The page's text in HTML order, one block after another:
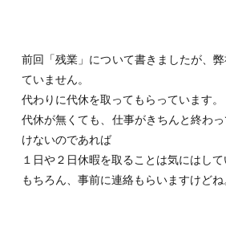
前回「残業」について書きましたが、
ていません。
代わりに代休を取ってもらっています。
代休が無くても、仕事がきちんと終わ
けないのであれば
１日や２日休暇を取ることは気にはして
もちろん、事前に連絡もらいますけどね